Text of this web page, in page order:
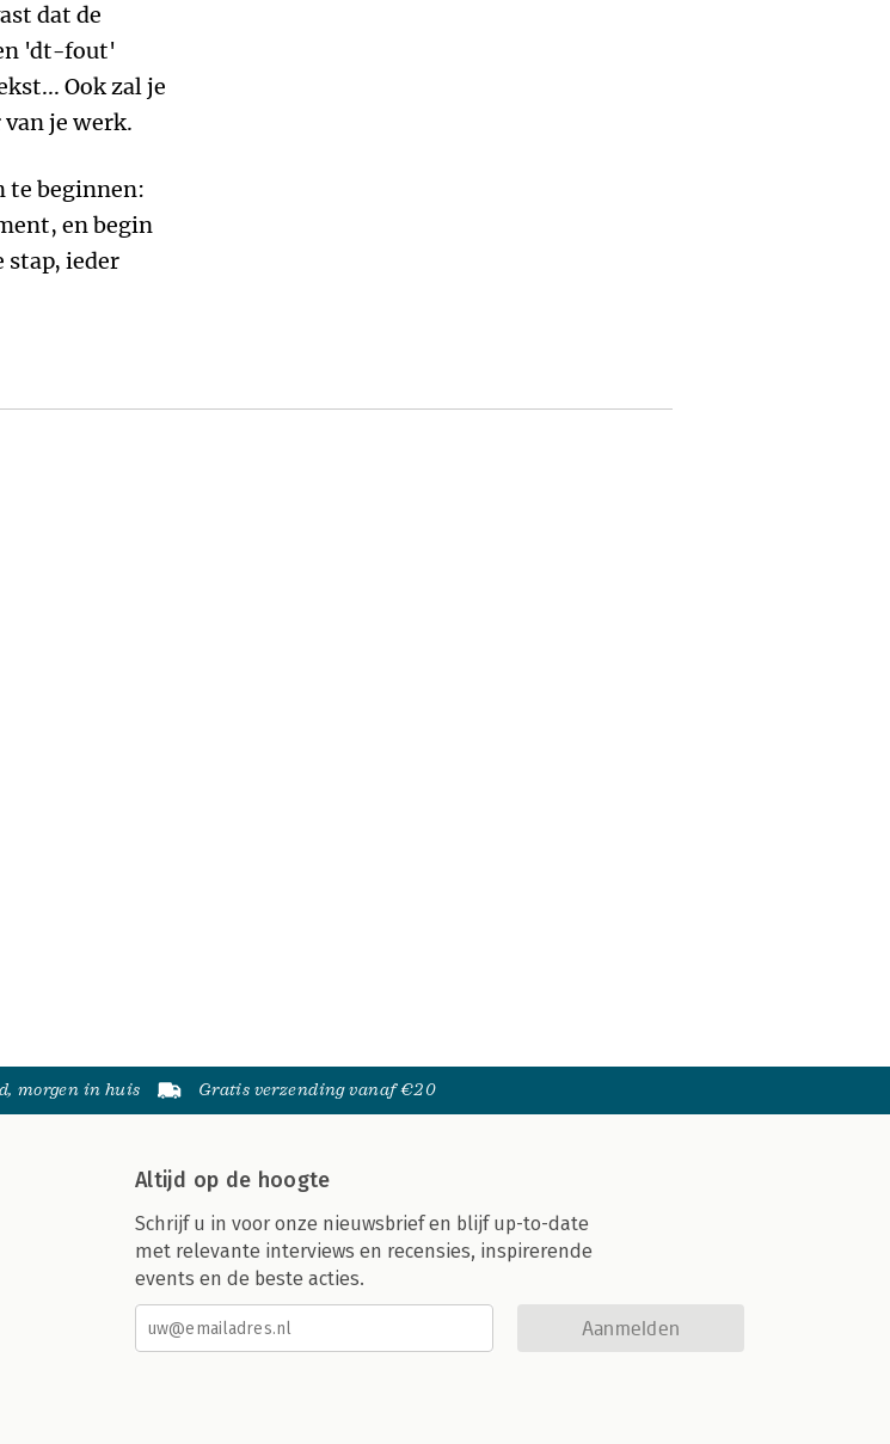
dat de
'dt-fout'
Ook zal je
je werk.
te beginnen:
en begin
stap, ieder
morgen in huis Gratis verzending vanaf €20
Altijd op de hoogte
Schrijf u in voor onze nieuwsbrief en blijf up-to-date
met relevante interviews en recensies, inspirerende
events en de beste acties.
Aanmelden